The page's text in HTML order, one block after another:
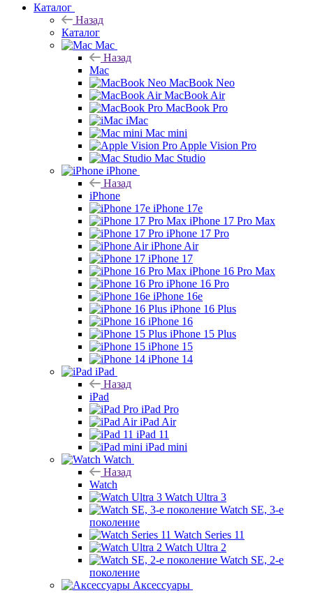
Каталог
Назад
Каталог
Mac
Назад
Mac
MacBook Neo
MacBook Air
MacBook Pro
iMac
Mac mini
Apple Vision Pro
Mac Studio
iPhone
Назад
iPhone
iPhone 17e
iPhone 17 Pro Max
iPhone 17 Pro
iPhone Air
iPhone 17
iPhone 16 Pro Max
iPhone 16 Pro
iPhone 16e
iPhone 16 Plus
iPhone 16
iPhone 15 Plus
iPhone 15
iPhone 14
iPad
Назад
iPad
iPad Pro
iPad Air
iPad 11
iPad mini
Watch
Назад
Watch
Watch Ultra 3
Watch SE, 3-е
поколение
Watch Series 11
Watch Ultra 2
Watch SE, 2-е
поколение
Аксессуары